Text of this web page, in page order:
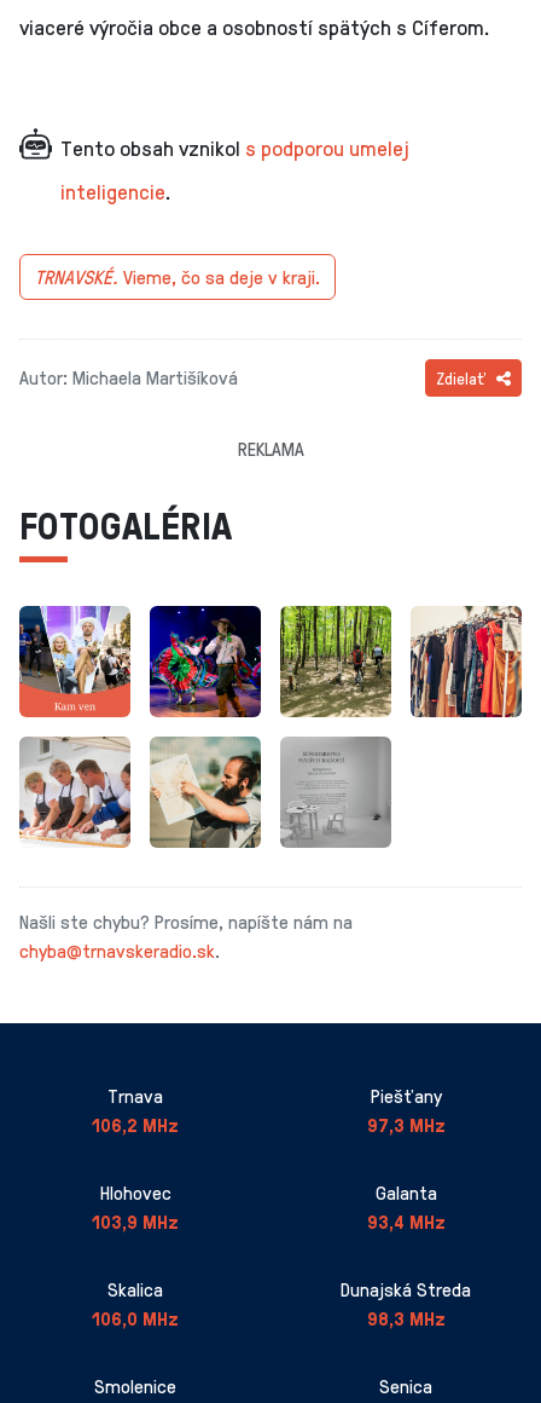
viaceré výročia obce a osobností spätých s Cíferom.
Tento obsah vznikol s podporou umelej
inteligencie.
TRNAVSKÉ. Vieme, čo sa deje v kraji.
Autor: Michaela Martišíková Zdielať
REKLAMA
FOTOGALÉRIA
Našli ste chybu? Prosíme, napíšte nám na
chyba@trnavskeradio.sk.
Trnava
106,2 MHz
Piešťany
97,3 MHz
Hlohovec
103,9 MHz
Galanta
93,4 MHz
Skalica
106,0 MHz
Dunajská Streda
98,3 MHz
Smolenice
Senica